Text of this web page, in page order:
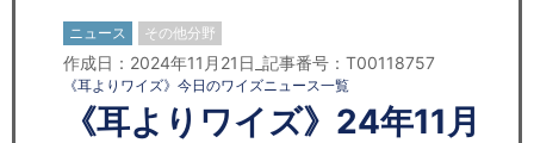
日本人にPR
コンサルティング
ニュース その他分野
作成日：2024年11月21日_記事番号：T00118757
《耳よりワイズ》今日のワイズニュース一覧
《耳よりワイズ》24年11月